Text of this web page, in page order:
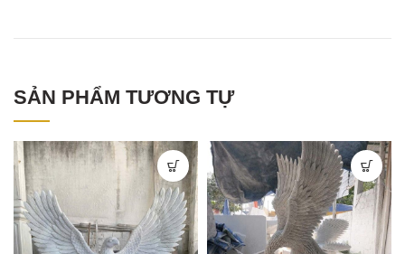
SẢN PHẨM TƯƠNG TỰ